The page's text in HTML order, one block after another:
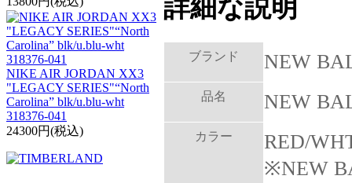
NIKE AIR JORDAN XX3
"LEGACY SERIES"“North
Carolina” blk/u.blu-wht
318376-041
24300円(税込)
詳細な説明
ブランド NEW
品名 NEW
カラー
RED/
※NEW